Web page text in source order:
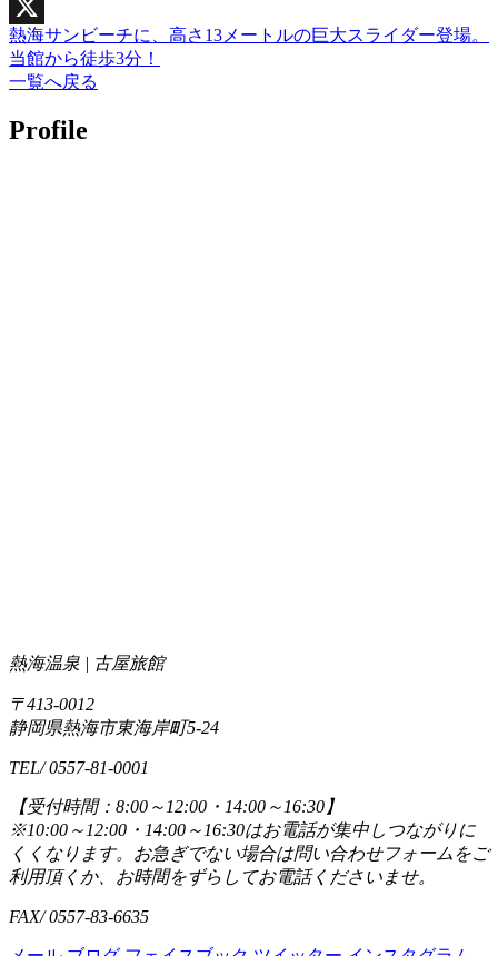
Facebook
X
熱海サンビーチに、高さ13メートルの巨大スライダー登場。
当館から徒歩3分！
一覧へ戻る
Profile
熱海温泉 | 古屋旅館
〒413-0012
静岡県熱海市東海岸町5-24
TEL/ 0557-81-0001
【受付時間：8:00～12:00・14:00～16:30】
※10:00～12:00・14:00～16:30はお電話が集中しつながりに
くくなります。お急ぎでない場合は問い合わせフォームをご
利用頂くか、お時間をずらしてお電話くださいませ。
FAX/ 0557-83-6635